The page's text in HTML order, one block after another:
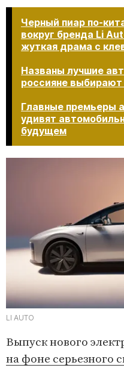
Черный пиар по-
вокруг бренда Li
жуткая драма с
Названы лучшие
россияне
Главные премьеры
удивят
будущем
LI AUTO
Выпуск нового
на фоне серьезного